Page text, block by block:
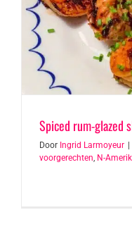
Spiced rum-glazed
Door Ingrid Larmoyeur
voorgerechten, N-